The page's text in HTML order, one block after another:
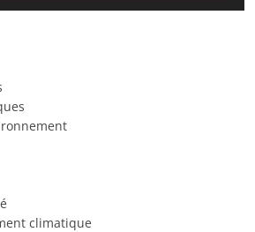
climatique